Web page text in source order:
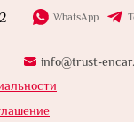
WhatsApp
info@trust-